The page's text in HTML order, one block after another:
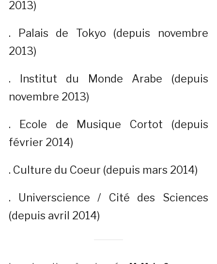
2013)
. Palais de Tokyo (depuis novembre
2013)
. Institut du Monde Arabe (depuis
novembre 2013)
. Ecole de Musique Cortot (depuis
février 2014)
. Culture du Coeur (depuis mars 2014)
. Universcience / Cité des Sciences
(depuis avril 2014)